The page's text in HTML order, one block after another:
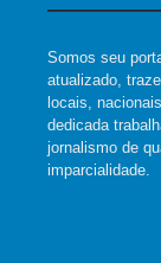
Somos seu
atualizado,
locais,
dedicada
jornalismo de
imparcialidade.